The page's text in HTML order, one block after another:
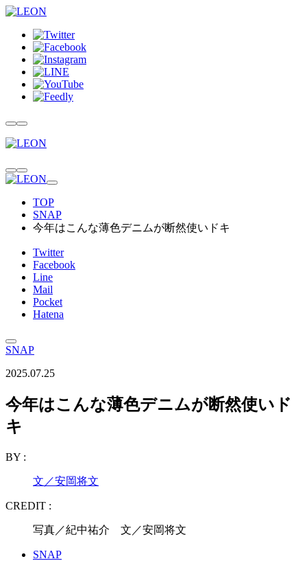
TOP
SNAP
今年はこんな薄色デニムが断然使いドキ
Twitter
Facebook
Line
Mail
Pocket
Hatena
SNAP
2025.07.25
今年はこんな薄色デニムが断然使いド
キ
BY :
文／安岡将文
CREDIT :
写真／紀中祐介 文／安岡将文
SNAP